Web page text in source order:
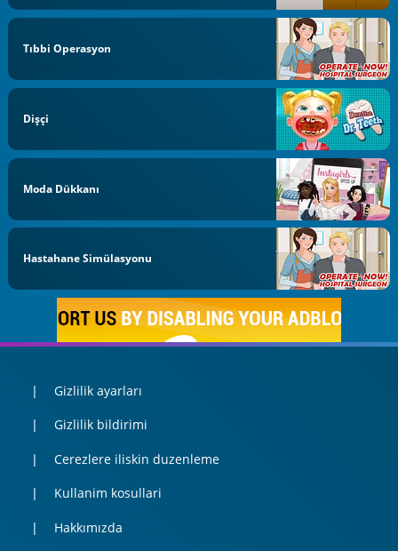
Tıbbi Operasyon
Dişçi
Moda Dükkanı
Hastahane Simülasyonu
Gizlilik ayarları
Gizlilik bildirimi
Cerezlere iliskin duzenleme
Kullanim kosullari
Hakkımızda